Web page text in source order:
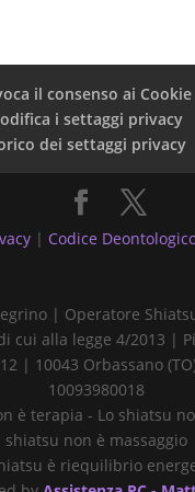
il consenso ai Cookie
i settaggi privacy
dei settaggi privacy
| Codice
| Operatore
cui alla legge 4/2013 |
| 10043 Orbassano
10093980018
è terapia - Lo shiatsu
shiatsu non è massaggio
è riequilibrio